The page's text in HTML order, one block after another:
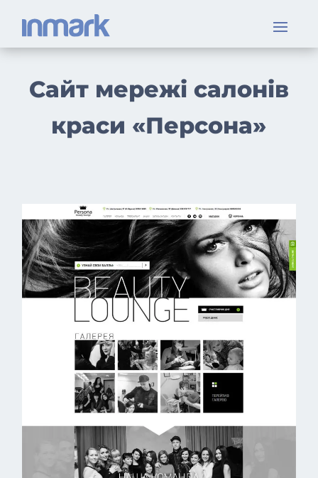
Сайт мережі салонів
краси «Персона»